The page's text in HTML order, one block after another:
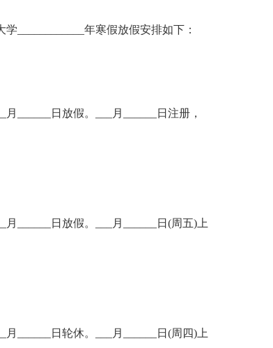
____________年寒假放假安排如下：
月______日放假。___月______日注册，
月______日放假。___月______日(周五)上
月______日轮休。___月______日(周四)上